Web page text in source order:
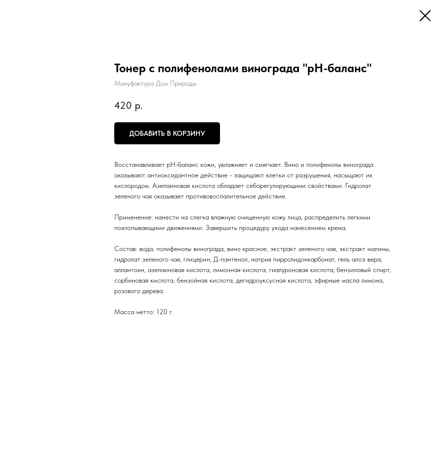
Тонер с полифенолами винограда "pH-баланс"
Мануфактура Дом Природы
420 р.
ДОБАВИТЬ В КОРЗИНУ
Восстанавливает pH-баланс кожи, увлажняет и смягчает. Вино и полифенолы винограда
оказывают антиоксидантное действие - защищают клетки от разрушения, насыщают их
кислородом. Азелаиновая кислота обладает себорегулирующими свойствами. Гидролат
зеленого чая оказывает противовоспалительное действие.
Применение: нанести на слегка влажную очищенную кожу лица, распределить легкими
похлопывающими движениями. Завершить процедуру ухода нанесением крема.
Состав: вода, полифенолы винограда, вино красное, экстракт зеленого чая, экстракт малины,
гидролат зеленого чая, глицерин, Д-пантенол, натрия пирролидонкарбонат, гель алоэ вера,
аллантоин, азелаиновая кислота, лимонная кислота, гиалуроновая кислота, бензиловый спирт,
сорбиновая кислота, бензойная кислота, дегидроуксусная кислота, эфирные масла лимона,
розового дерева.
Масса нетто: 120 г.